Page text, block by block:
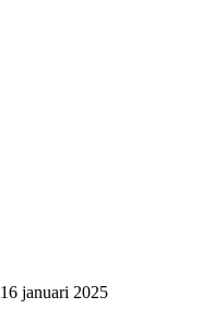
16 januari 2025